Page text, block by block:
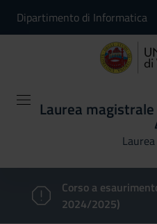
Dipartimento di Informatica
Laurea
Corso a
2024/2025)